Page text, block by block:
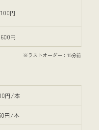
円
円
※ラストオーダー：15分前
円/本
円/本